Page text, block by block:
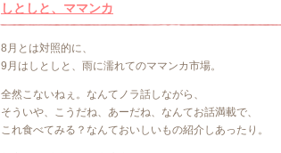
しとしと、ママンカ
8月とは対照的に、
9月はしとしと、雨に濡れてのママンカ市場。
全然こないねぇ。なんてノラ話しながら、
そういや、こうだね、あーだね、なんてお話満載で、
これ食べてみる？なんておいしいもの紹介しあったり。